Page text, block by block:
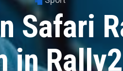
Safari
in